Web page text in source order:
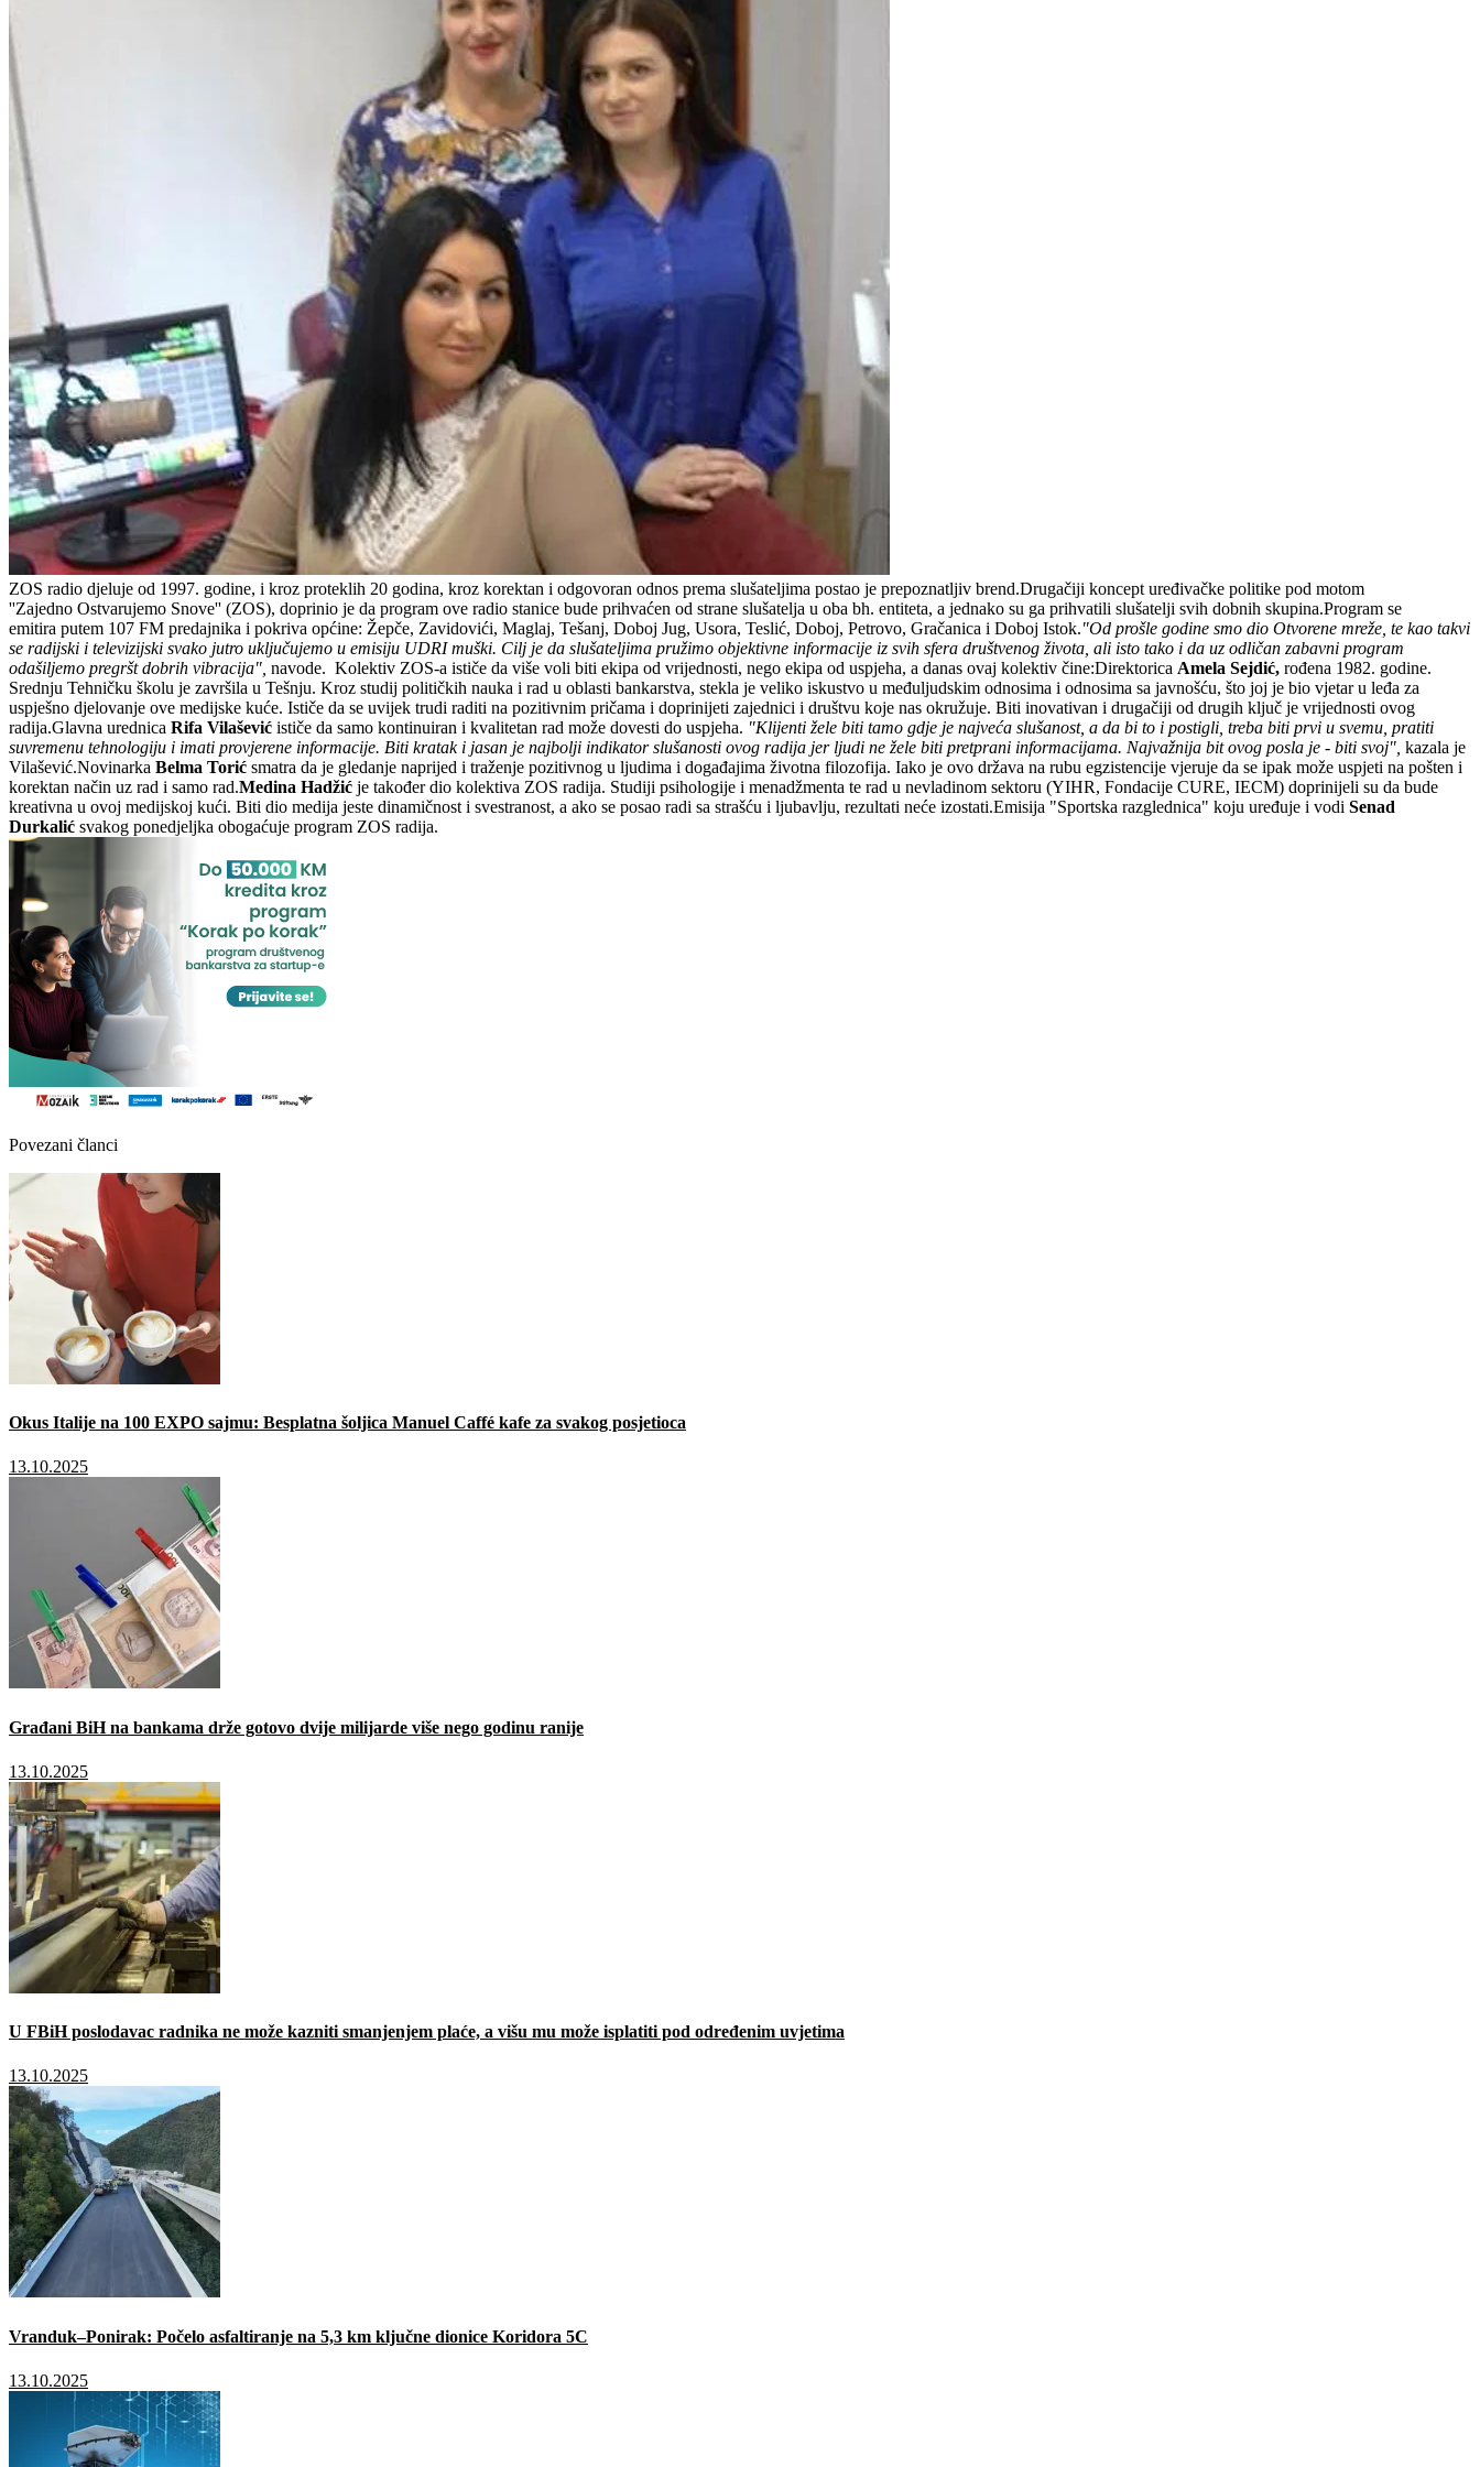
ZOS radio djeluje od 1997. godine, i kroz proteklih 20 godina, kroz korektan i odgovoran odnos prema slušateljima postao je prepoznatljiv brend.Drugačiji koncept uređivačke politike pod motom
''Zajedno Ostvarujemo Snove'' (ZOS), doprinio je da program ove radio stanice bude prihvaćen od strane slušatelja u oba bh. entiteta, a jednako su ga prihvatili slušatelji svih dobnih skupina.Program se
emitira putem 107 FM predajnika i pokriva općine: Žepče, Zavidovići, Maglaj, Tešanj, Doboj Jug, Usora, Teslić, Doboj, Petrovo, Gračanica i Doboj Istok."Od prošle godine smo dio Otvorene mreže, te kao takvi
se radijski i televizijski svako jutro uključujemo u emisiju UDRI muški. Cilj je da slušateljima pružimo objektivne informacije iz svih sfera društvenog života, ali isto tako i da uz odličan zabavni program
odašiljemo pregršt dobrih vibracija", navode. Kolektiv ZOS-a ističe da više voli biti ekipa od vrijednosti, nego ekipa od uspjeha, a danas ovaj kolektiv čine:Direktorica Amela Sejdić, rođena 1982. godine.
Srednju Tehničku školu je završila u Tešnju. Kroz studij političkih nauka i rad u oblasti bankarstva, stekla je veliko iskustvo u međuljudskim odnosima i odnosima sa javnošću, što joj je bio vjetar u leđa za
uspješno djelovanje ove medijske kuće. Ističe da se uvijek trudi raditi na pozitivnim pričama i doprinijeti zajednici i društvu koje nas okružuje. Biti inovativan i drugačiji od drugih ključ je vrijednosti ovog
radija.Glavna urednica Rifa Vilašević ističe da samo kontinuiran i kvalitetan rad može dovesti do uspjeha. "Klijenti žele biti tamo gdje je najveća slušanost, a da bi to i postigli, treba biti prvi u svemu, pratiti
suvremenu tehnologiju i imati provjerene informacije. Biti kratak i jasan je najbolji indikator slušanosti ovog radija jer ljudi ne žele biti pretprani informacijama. Najvažnija bit ovog posla je - biti svoj", kazala je
Vilašević.Novinarka Belma Torić smatra da je gledanje naprijed i traženje pozitivnog u ljudima i događajima životna filozofija. Iako je ovo država na rubu egzistencije vjeruje da se ipak može uspjeti na pošten i
korektan način uz rad i samo rad.Medina Hadžić je također dio kolektiva ZOS radija. Studiji psihologije i menadžmenta te rad u nevladinom sektoru (YIHR, Fondacije CURE, IECM) doprinijeli su da bude
kreativna u ovoj medijskoj kući. Biti dio medija jeste dinamičnost i svestranost, a ako se posao radi sa strašću i ljubavlju, rezultati neće izostati.Emisija "Sportska razglednica" koju uređuje i vodi Senad
Durkalić svakog ponedjeljka obogaćuje program ZOS radija.
Povezani članci
Okus Italije na 100 EXPO sajmu: Besplatna šoljica Manuel Caffé kafe za svakog posjetioca
13.10.2025
Građani BiH na bankama drže gotovo dvije milijarde više nego godinu ranije
13.10.2025
U FBiH poslodavac radnika ne može kazniti smanjenjem plaće, a višu mu može isplatiti pod određenim uvjetima
13.10.2025
Vranduk–Ponirak: Počelo asfaltiranje na 5,3 km ključne dionice Koridora 5C
13.10.2025